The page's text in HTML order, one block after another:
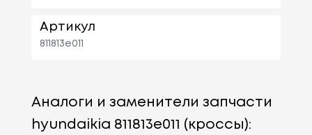
Артикул
811813e011
Аналоги и заменители запчасти
hyundaikia 811813e011 (кроссы):